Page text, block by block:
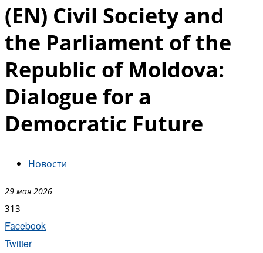
(EN) Civil Society and
the Parliament of the
Republic of Moldova:
Dialogue for a
Democratic Future
Новости
29 мая 2026
313
Facebook
Twitter